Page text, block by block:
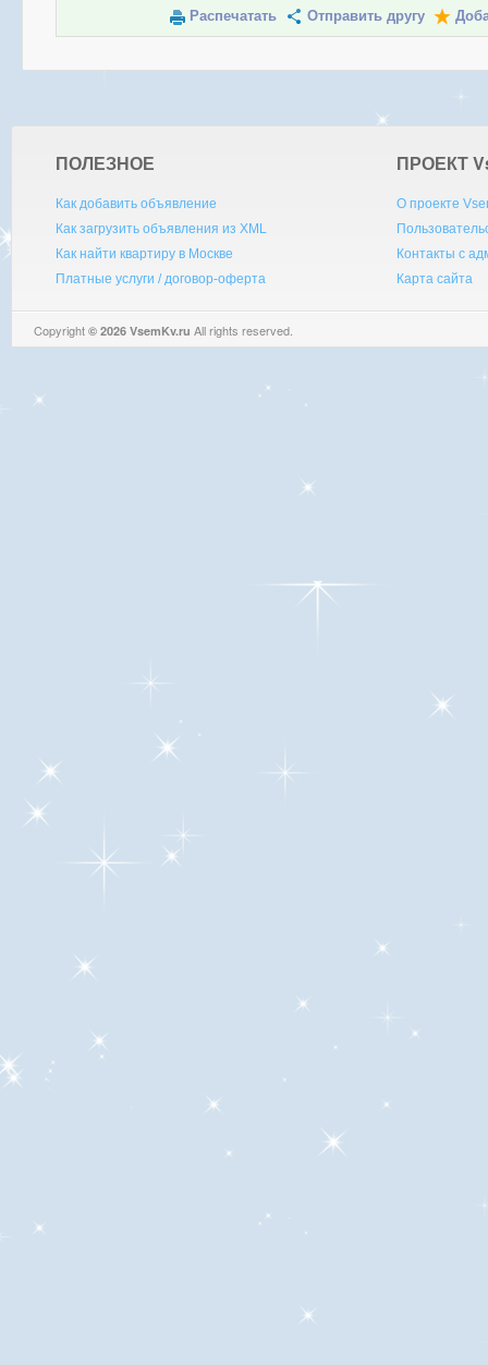
Распечатать Отправить другу
ПОЛЕЗНОЕ
Как добавить объявление
Как загрузить объявления из XML
Как найти квартиру в Москве
Платные услуги / договор-оферта
ПРОЕКТ V
О проекте
Контакты с
Карта сайта
Copyright © 2026 VsemKv.ru All rights reserved.